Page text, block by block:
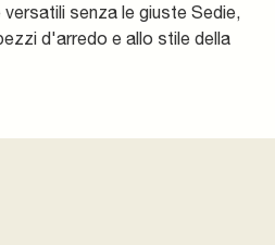
senza le giuste Sedie,
d'arredo e allo stile della